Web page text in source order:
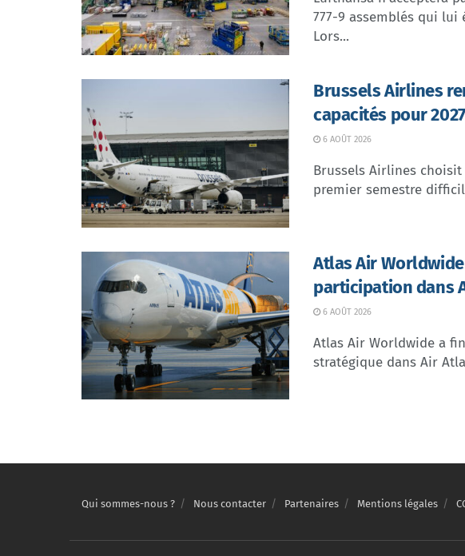
777-9 assemblés qui
Lors...
Brussels Airlines
capacités pour 2027
6 AOÛT 2026
Brussels Airlines
premier semestre
Atlas Air
participation dans
6 AOÛT 2026
Atlas Air Worldwide a
stratégique dans Air
Qui sommes-nous ? Nous contacter Partenaires Mentions légales